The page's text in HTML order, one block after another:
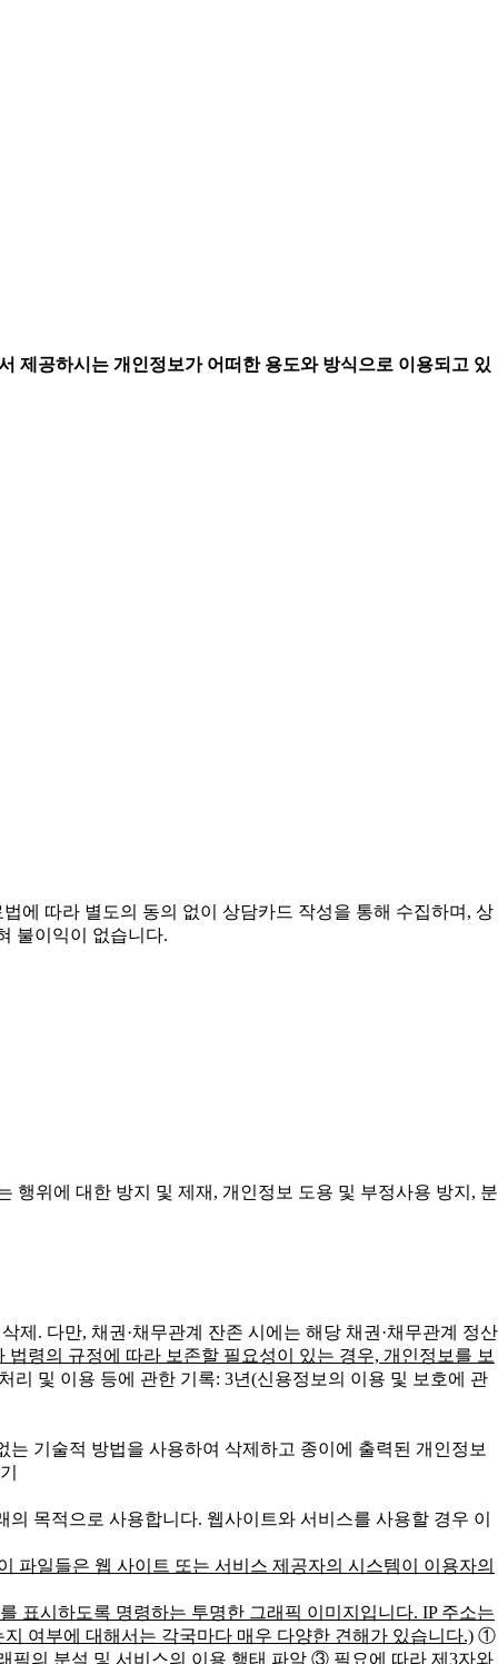
제공하시는 개인정보가 어떠한 용도와 방식으로 이용되고 있
에 따라 별도의 동의 없이 상담카드 작성을 통해 수집하며, 상
불이익이 없습니다.
행위에 대한 방지 및 제재, 개인정보 도용 및 부정사용 방지, 분
제. 다만, 채권·채무관계 잔존 시에는 해당 채권·채무관계 정산
령의 규정에 따라 보존할 필요성이 있는 경우, 개인정보를 보
리 및 이용 등에 관한 기록: 3년(신용정보의 이용 및 보호에 관
기술적 방법을 사용하여 삭제하고 종이에 출력된 개인정보
의 목적으로 사용합니다. 웹사이트와 서비스를 사용할 경우 이
파일들은 웹 사이트 또는 서비스 제공자의 시스템이 이용자의
표시하도록 명령하는 투명한 그래픽 이미지입니다. IP 주소는
여부에 대해서는 각국마다 매우 다양한 견해가 있습니다.) ①
픽의 분석 및 서비스의 이용 행태 파악 ③ 필요에 따라 제3자와